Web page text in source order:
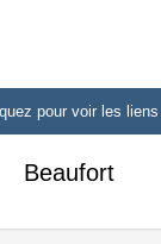
pour voir les liens
Beaufort